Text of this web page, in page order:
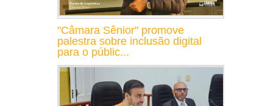
"Câmara Sênior" promove
palestra sobre inclusão digital
para o públic...